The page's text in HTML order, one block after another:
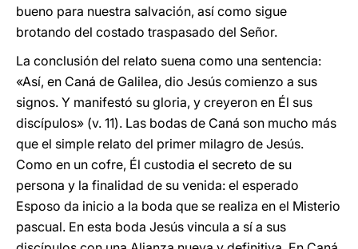
bueno para nuestra salvación, así como sigue
brotando del costado traspasado del Señor.
La conclusión del relato suena como una sentencia:
«Así, en Caná de Galilea, dio Jesús comienzo a sus
signos. Y manifestó su gloria, y creyeron en Él sus
discípulos» (v. 11). Las bodas de Caná son mucho más
que el simple relato del primer milagro de Jesús.
Como en un cofre, Él custodia el secreto de su
persona y la finalidad de su venida: el esperado
Esposo da inicio a la boda que se realiza en el Misterio
pascual. En esta boda Jesús vincula a sí a sus